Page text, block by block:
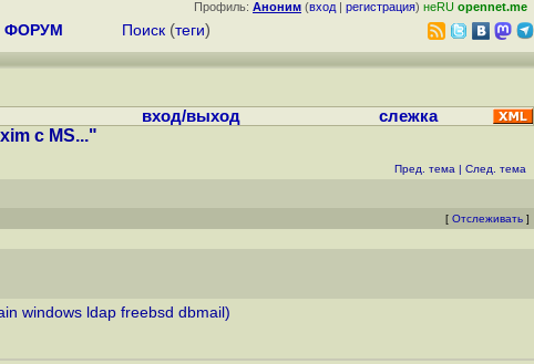
Профиль: Аноним (вход | регистрация) неRU opennet.me
ФОРУМ Поиск (теги)
вход/выход слежка
c MS..."
Пред. тема | След. тема
[ Отслеживать ]
windows ldap freebsd dbmail)